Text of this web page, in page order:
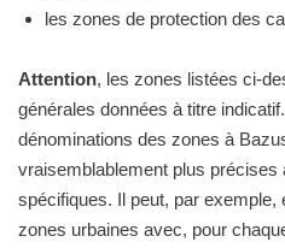
les zones de protection des
Attention, les zones listées ci-
générales données à titre
dénominations des zones à
vraisemblablement plus
spécifiques. Il peut, par
zones urbaines avec, pour